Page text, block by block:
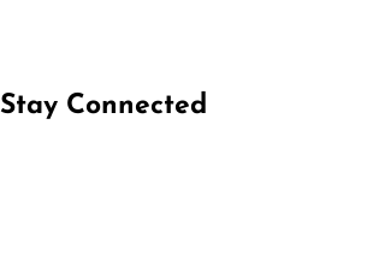
Stay Connected